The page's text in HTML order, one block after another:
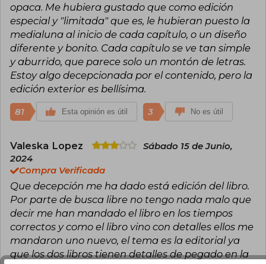
opaca. Me hubiera gustado que como edición
especial y "limitada" que es, le hubieran puesto la
medialuna al inicio de cada capítulo, o un diseño
diferente y bonito. Cada capítulo se ve tan simple
y aburrido, que parece solo un montón de letras.
Estoy algo decepcionada por el contenido, pero la
edición exterior es bellísima.
81 Esta opinión es útil 3 No es útil
Valeska Lopez
Sábado 15 de Junio,
2024
Compra Verificada
Que decepción me ha dado está edición del libro.
Por parte de busca libre no tengo nada malo que
decir me han mandado el libro en los tiempos
correctos y como el libro vino con detalles ellos me
mandaron uno nuevo, el tema es la editorial ya
que los dos libros tienen detalles de pegado en la